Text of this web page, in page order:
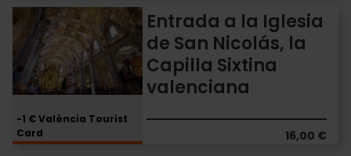
"Barroc
Immersive"
-1 € València Tourist
Card
Entrada a la Iglesia
de San Nicolás, la
Capilla Sixtina
valenciana
16,00 €
Entrada
la
Iglesia
San
Nicolás,
la
Capilla